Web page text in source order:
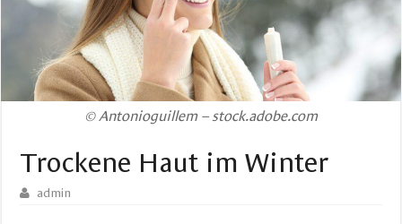
© Antonioguillem – stock.adobe.com
Trockene Haut im Winter
admin